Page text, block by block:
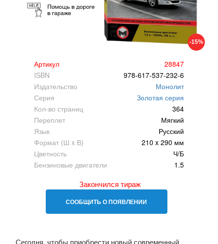
-15%
Артикул
28847
ISBN
978-617-537-232-6
Издательство
Монолит
Серия
Золотая серия
Кол-во страниц
364
Переплет
Мягкий
Язык
Русский
Формат (Ш x В)
210 x 290 мм
Цветность
Ч/Б
Бензиновые двигатели
1.5
Закончился тираж
СООБЩИТЬ О ПОЯВЛЕНИИ
Сегодня, чтобы приобрести новый современный